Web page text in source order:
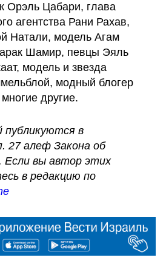
Орэль Цабари, глава
агентства Рани Рахав,
Натали, модель Агам
Шамир, певцы Эяль
модель и звезда
модный блогер
другие.
публикуются в
27 алеф Закона об
Если вы автор этих
снимков, обратитесь в редакцию по